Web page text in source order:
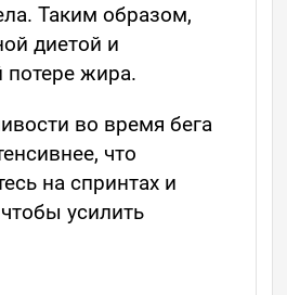
Таким образом,
диетой и
потере жира.
во время бега
что
на спринтах и
усилить